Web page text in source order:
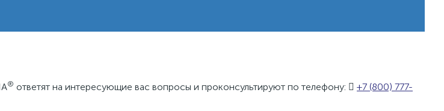
® ответят на интересующие вас вопросы и проконсультируют по телефону:
+7 (800) 777-